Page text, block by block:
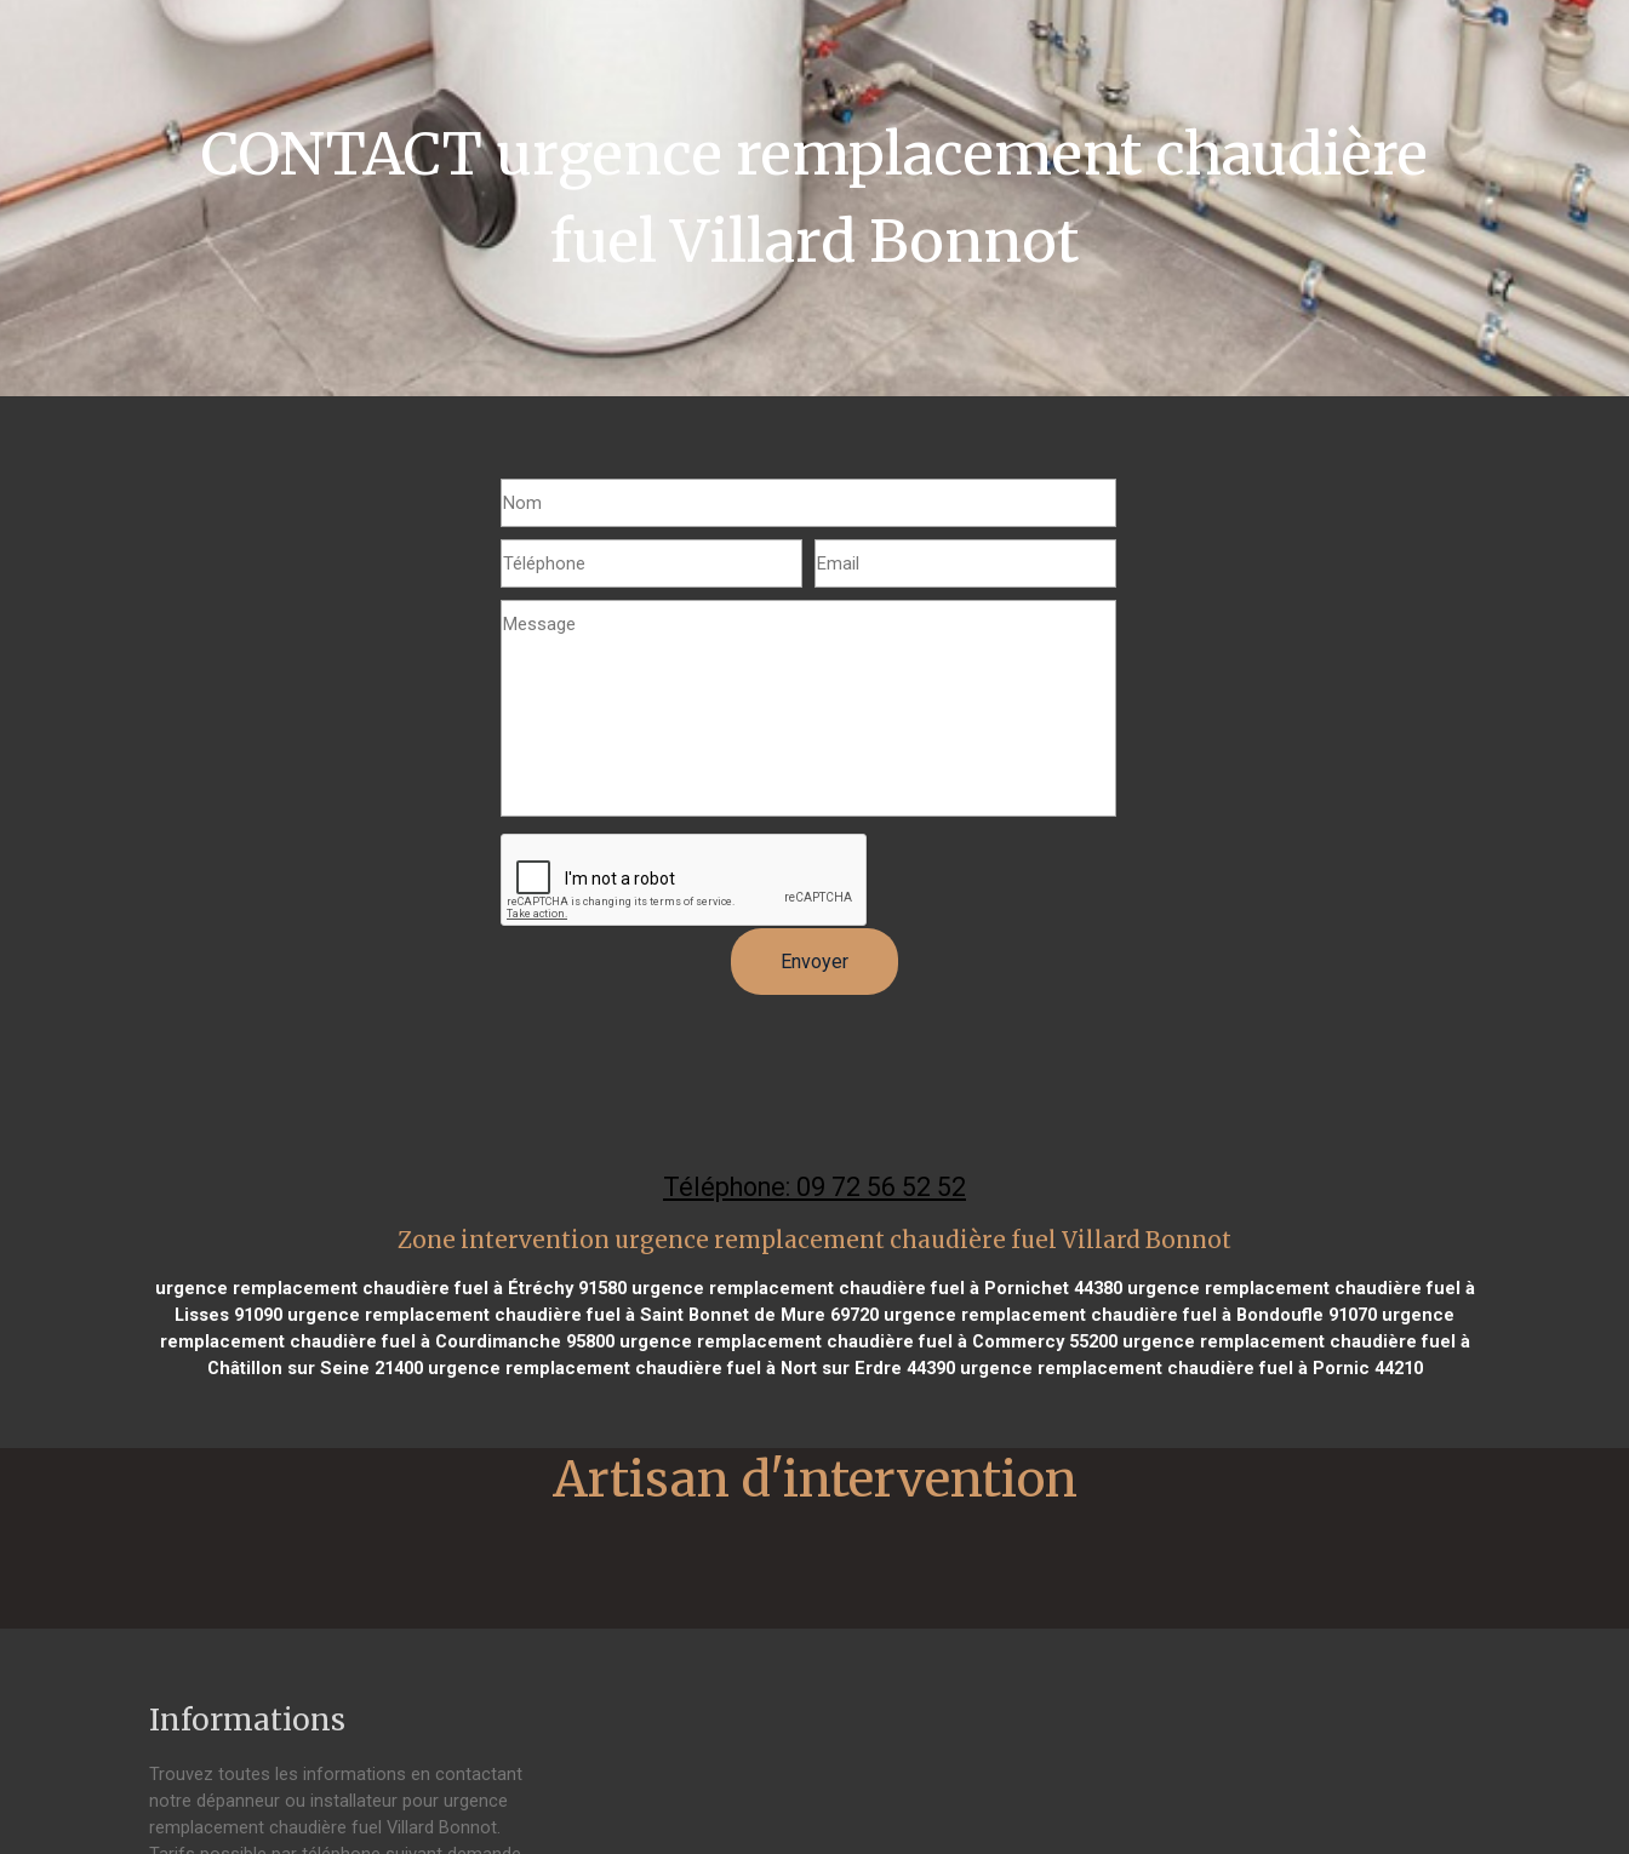
CONTACT urgence remplacement chaudière
fuel Villard Bonnot
Téléphone: 09 72 56 52 52
Zone intervention urgence remplacement chaudière fuel Villard Bonnot
urgence remplacement chaudière fuel à Étréchy 91580urgence remplacement chaudière fuel à Pornichet 44380urgence remplacement chaudière fuel à
Lisses 91090 urgence remplacement chaudière fuel à Saint Bonnet de Mure 69720 urgence remplacement chaudière fuel à Bondoufle 91070 urgence
remplacement chaudière fuel à Courdimanche 95800urgence remplacement chaudière fuel à Commercy 55200urgence remplacement chaudière fuel à
Châtillon sur Seine 21400urgence remplacement chaudière fuel à Nort sur Erdre 44390urgence remplacement chaudière fuel à Pornic 44210
Informations
Trouvez toutes les informations en contactant
notre dépanneur ou installateur pour urgence
remplacement chaudière fuel Villard Bonnot.
Artisan d'intervention